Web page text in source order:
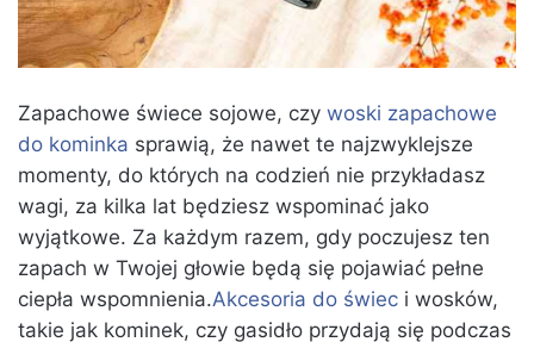
Zapachowe świece sojowe, czy woski zapachowe
do kominka sprawią, że nawet te najzwyklejsze
momenty, do których na codzień nie przykładasz
wagi, za kilka lat będziesz wspominać jako
wyjątkowe. Za każdym razem, gdy poczujesz ten
zapach w Twojej głowie będą się pojawiać pełne
ciepła wspomnienia.Akcesoria do świec i wosków,
takie jak kominek, czy gasidło przydają się podczas